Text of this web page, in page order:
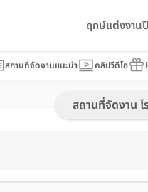
ฤกษ์แต่งงาน
สถานที่จัดงานแนะนำ คลิปวีดีโอ
สถานที่จัดงาน โ